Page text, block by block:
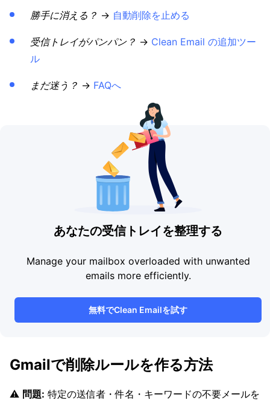
勝手に消える？ → 自動削除を止める
受信トレイがパンパン？ → Clean Email の追加ツー
ル
まだ迷う？ → FAQへ
あなたの受信トレイを整理する
Manage your mailbox overloaded with unwanted
emails more efficiently.
無料でClean Emailを試す
Gmailで削除ルールを作る方法
⚠️ 問題: 特定の送信者・件名・キーワードの不要メールを